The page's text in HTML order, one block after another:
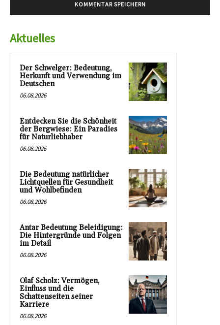
Aktuelles
Der Schwelger: Bedeutung,
Herkunft und Verwendung im
Deutschen
06.08.2026
Entdecken Sie die Schönheit
der Bergwiese: Ein Paradies
für Naturliebhaber
06.08.2026
Die Bedeutung natürlicher
Lichtquellen für Gesundheit
und Wohlbefinden
06.08.2026
Antar Bedeutung Beleidigung:
Die Hintergründe und Folgen
im Detail
06.08.2026
Olaf Scholz: Vermögen,
Einfluss und die
Schattenseiten seiner
Karriere
06.08.2026